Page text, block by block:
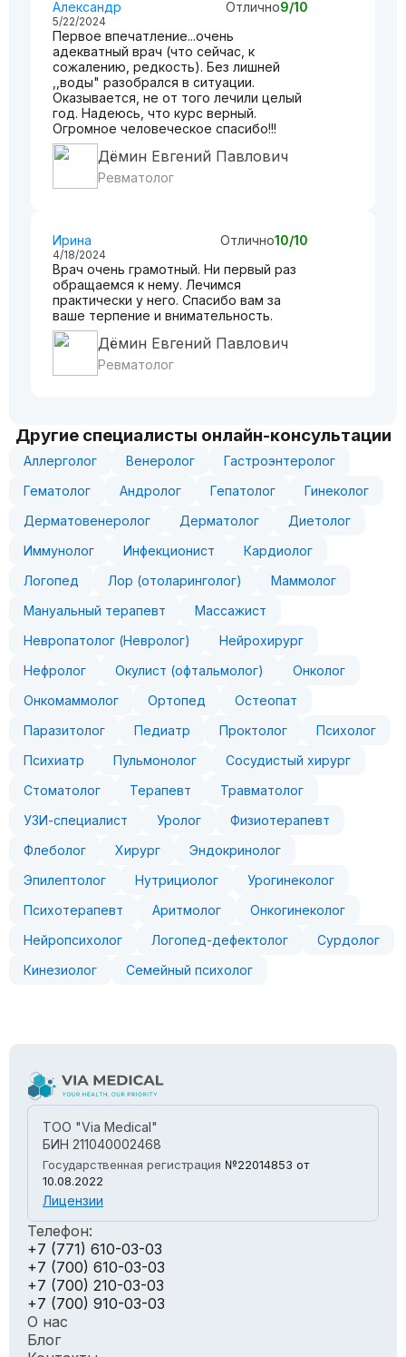
Александр Отлично9/10
5/22/2024
Первое впечатление...очень
адекватный врач (что сейчас, к
сожалению, редкость). Без лишней
,,воды" разобрался в ситуации.
Оказывается, не от того лечили целый
год. Надеюсь, что курс верный.
Огромное человеческое спасибо!!!
Дёмин Евгений Павлович
Ревматолог
Ирина Отлично10/10
4/18/2024
Врач очень грамотный. Ни первый раз
обращаемся к нему. Лечимся
практически у него. Спасибо вам за
ваше терпение и внимательность.
Дёмин Евгений Павлович
Ревматолог
Другие специалисты онлайн-консультации
Аллерголог Венеролог
Гастроэнтеролог
Гематолог
Андролог Гепатолог
Гинеколог
Дерматовенеролог
Дерматолог
Диетолог
Иммунолог
Инфекционист
Кардиолог
Логопед
Лор (отоларинголог)
Маммолог
Мануальный терапевт
Массажист
Невропатолог (Невролог)
Нейрохирург
Нефролог
Окулист (офтальмолог)
Онколог
Онкомаммолог
Ортопед
Остеопат
Паразитолог
Педиатр Проктолог
Психолог
Психиатр
Пульмонолог
Сосудистый хирург
Стоматолог
Терапевт
Травматолог
УЗИ-специалист
Уролог
Физиотерапевт
Флеболог
Хирург
Эндокринолог
Эпилептолог
Нутрициолог
Урогинеколог
Психотерапевт
Аритмолог
Онкогинеколог
Нейропсихолог
Логопед-дефектолог
Сурдолог
Кинезиолог
Семейный психолог
ТОО "Via Medical"
БИН 211040002468
Государственная регистрация №22014853 от
10.08.2022
Лицензии
Телефон:
+7 (771) 610-03-03
+7 (700) 610-03-03
+7 (700) 210-03-03
+7 (700) 910-03-03
О нас
Блог